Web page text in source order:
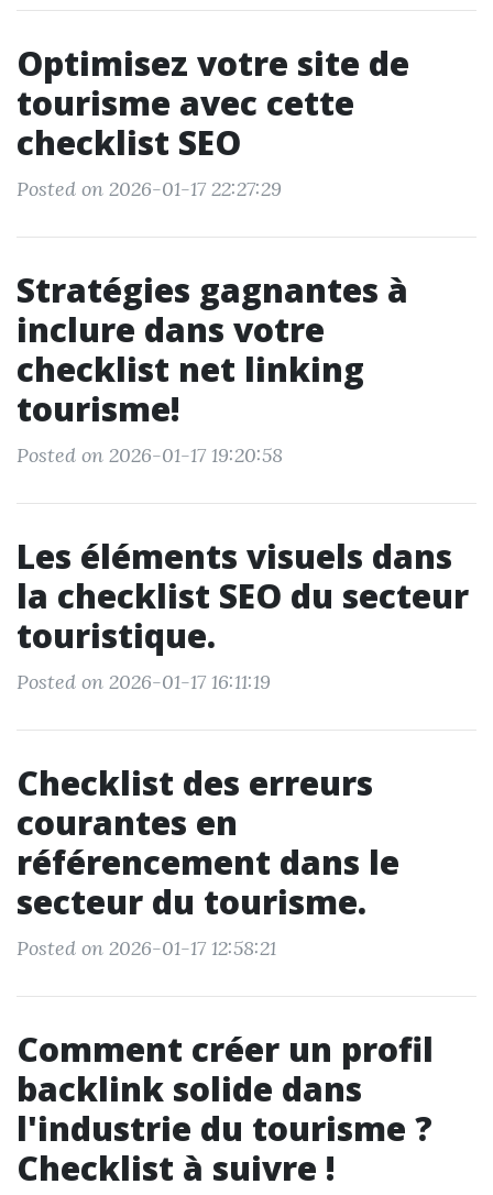
Optimisez votre site de
tourisme avec cette
checklist SEO
Posted on 2026-01-17 22:27:29
Stratégies gagnantes à
inclure dans votre
checklist net linking
tourisme!
Posted on 2026-01-17 19:20:58
Les éléments visuels dans
la checklist SEO du secteur
touristique.
Posted on 2026-01-17 16:11:19
Checklist des erreurs
courantes en
référencement dans le
secteur du tourisme.
Posted on 2026-01-17 12:58:21
Comment créer un profil
backlink solide dans
l'industrie du tourisme ?
Checklist à suivre !